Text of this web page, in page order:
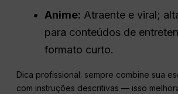
Anime: Atraente e viral;
para conteúdos de
formato curto.
Dica profissional: sempre combine sua
com instruções descritivas — isso